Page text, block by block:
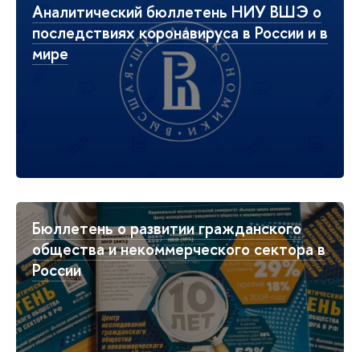
Аналитический бюллетень НИУ ВШЭ о
последствиях коронавируса в России и в
мире
Бюллетень о развитии гражданского
общества и некоммерческого сектора в
России